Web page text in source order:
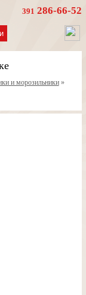
391 286-66-52
и морозильники»